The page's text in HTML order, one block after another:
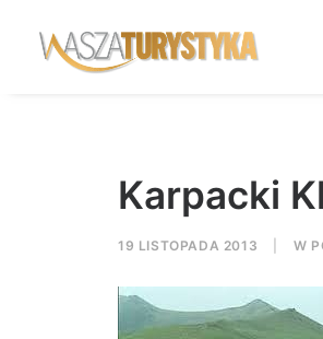
Karpacki
19 LISTOPADA 2013 W